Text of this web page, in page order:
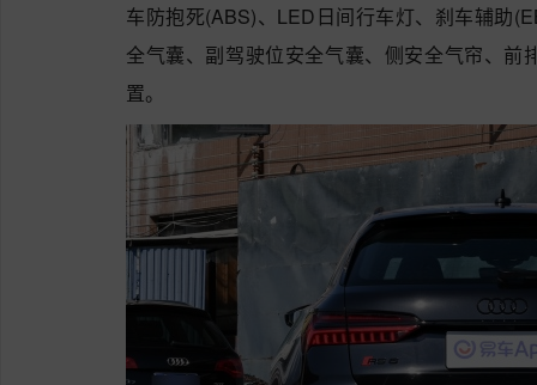
车防抱死(ABS)、LED日间行车灯、刹车辅助
全气囊、副驾驶位安全气囊、侧安全气帘、
置。